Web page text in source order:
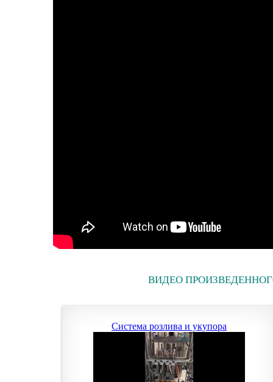
ВИДЕО
Система розлива и укупора